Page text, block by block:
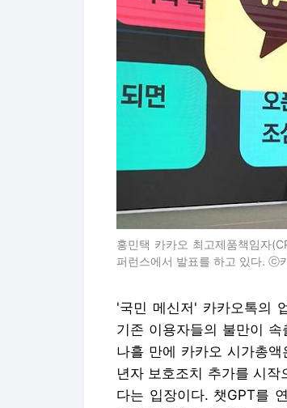
홍민택 카카오 최고제품책임자
퍼런스에서 발표를 하고 있다. ⓒ
'국민 메신저' 카카오톡의
기존 이용자들의 불만이
나흘 만에 카카오 시가총
년자 보호조치 추가를 시
다는 입장이다. 챗GPT를